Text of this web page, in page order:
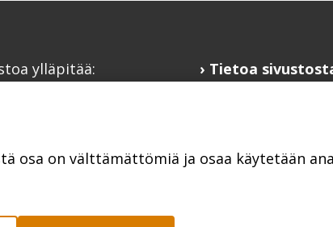
ylläpitää:
Tietoa
osa on välttämättömiä ja osaa käytetään